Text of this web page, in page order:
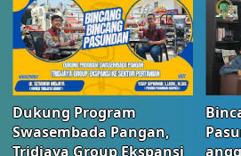
Dukung Program
Swasembada Pangan,
Tridjaya Group Ekspansi